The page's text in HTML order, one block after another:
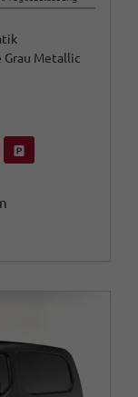
Grau Metallic
Sie an (PDF)